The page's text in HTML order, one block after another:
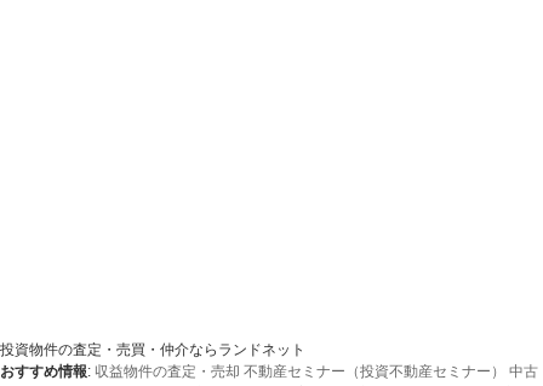
投資物件の査定・売買・仲介ならランドネット
おすすめ情報: 収益物件の査定・売却 不動産セミナー（投資不動産セミナー）
中古